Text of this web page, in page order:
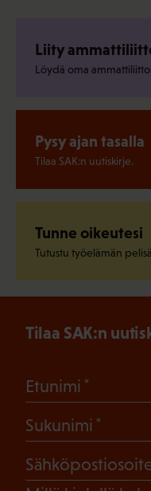
Liity
Löydä oma
Pysy ajan tasalla
Tilaa SAK:n uutiskirje.
Tunne oikeutesi
Tutustu työelämän
Tilaa SAK:n
Etunimi
Sukunimi